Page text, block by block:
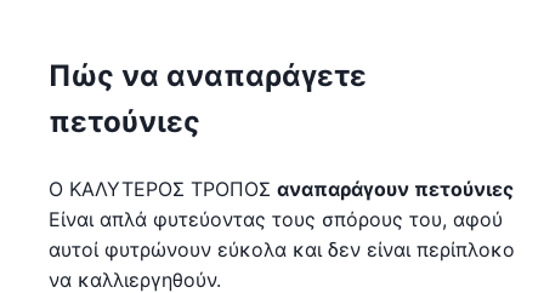
Πώς να αναπαράγετε
πετούνιες
Ο ΚΑΛΥΤΕΡΟΣ ΤΡΟΠΟΣ αναπαράγουν πετούνιες
Είναι απλά φυτεύοντας τους σπόρους του, αφού
αυτοί φυτρώνουν εύκολα και δεν είναι περίπλοκο
να καλλιεργηθούν.